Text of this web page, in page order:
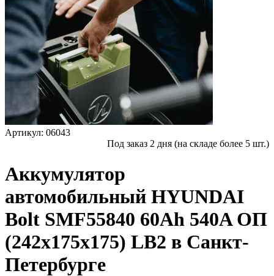
Артикул: 06043
Под заказ 2 дня (на складе более 5 шт.)
Аккумулятор
автомобильный HYUNDAI
Bolt SMF55840 60Ah 540A ОП
(242x175x175) LB2 в Санкт-
Петербурге